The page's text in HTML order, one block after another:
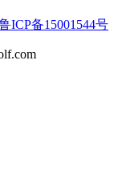
ICP备15001544号